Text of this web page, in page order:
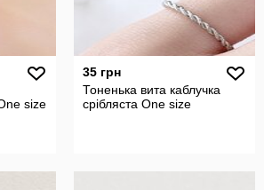
size
35 грн
Тоненька вита каблучка
срібляста One size